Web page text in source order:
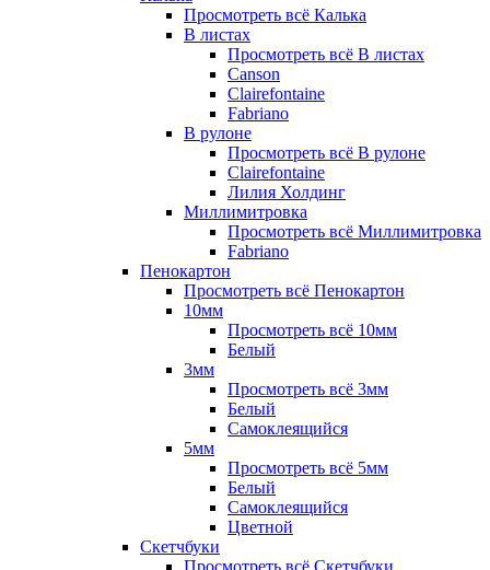
Просмотреть всё Калька
В листах
Просмотреть всё В листах
Canson
Clairefontaine
Fabriano
В рулоне
Просмотреть всё В рулоне
Clairefontaine
Лилия Холдинг
Миллимитровка
Просмотреть всё Миллимитровка
Fabriano
Пенокартон
Просмотреть всё Пенокартон
10мм
Просмотреть всё 10мм
Белый
3мм
Просмотреть всё 3мм
Белый
Самоклеящийся
5мм
Просмотреть всё 5мм
Белый
Самоклеящийся
Цветной
Скетчбуки
Просмотреть всё Скетчбуки